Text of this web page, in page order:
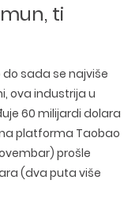
ti
sada se najviše
ova industrija u
60 milijardi dolara
platforma Taobao
prošle
(dva puta više